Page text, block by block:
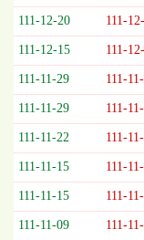
截
標
日
期、
公
告
事
項
111-12-20 111-
111-12-15 111-
111-11-29 111-
111-11-29 111-
111-11-22 111-
111-11-15 111-
111-11-15 111-
111-11-09 111-